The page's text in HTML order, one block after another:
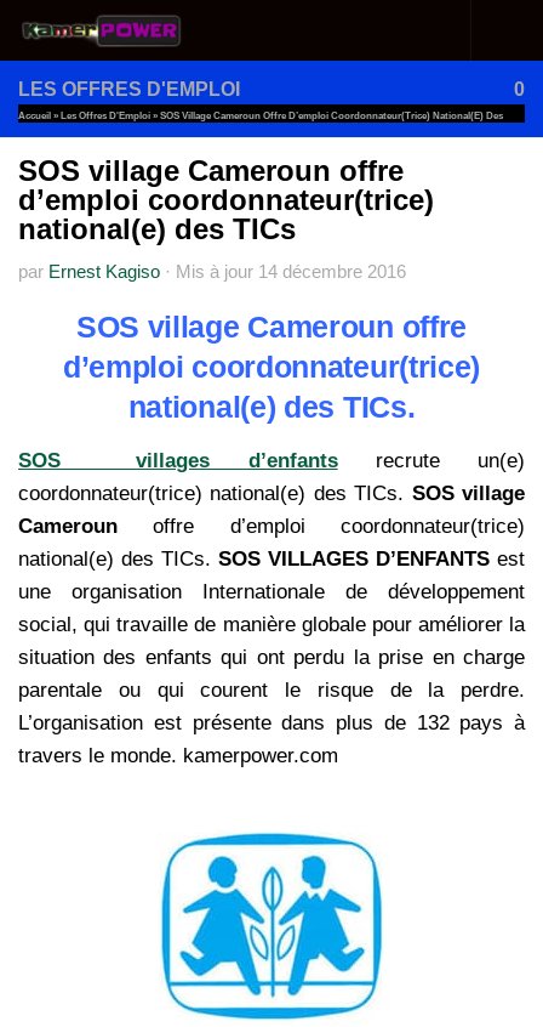
Au dessous du contenu
LES OFFRES D'EMPLOI 0
Accueil » Les Offres D'Emploi » SOS Village Cameroun Offre D’emploi Coordonnateur(trice) National(e) Des
TICs
SOS village Cameroun offre
d’emploi coordonnateur(trice)
national(e) des TICs
par Ernest Kagiso · Mis à jour 14 décembre 2016
SOS village Cameroun offre
d’emploi coordonnateur(trice)
national(e) des TICs.
SOS villages d’enfantsrecrute un(e)
coordonnateur(trice) national(e) des TICs. SOS village
Cameroun offre d’emploi coordonnateur(trice)
national(e) des TICs. SOS VILLAGES D’ENFANTS est
une organisation Internationale de développement
social, qui travaille de manière globale pour améliorer la
situation des enfants qui ont perdu la prise en charge
parentale ou qui courent le risque de la perdre.
L’organisation est présente dans plus de 132 pays à
travers le monde. kamerpower.com